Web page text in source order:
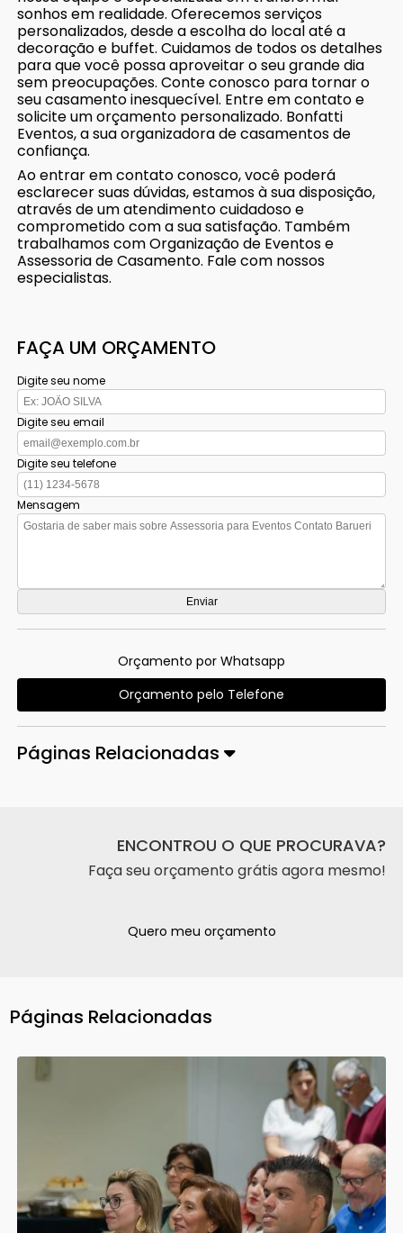
sonhos em realidade. Oferecemos serviços
personalizados, desde a escolha do local até a
decoração e buffet. Cuidamos de todos os detalhes
para que você possa aproveitar o seu grande dia
sem preocupações. Conte conosco para tornar o
seu casamento inesquecível. Entre em contato e
solicite um orçamento personalizado. Bonfatti
Eventos, a sua organizadora de casamentos de
confiança.
Ao entrar em contato conosco, você poderá
esclarecer suas dúvidas, estamos à sua disposição,
através de um atendimento cuidadoso e
comprometido com a sua satisfação. Também
trabalhamos com Organização de Eventos e
Assessoria de Casamento. Fale com nossos
especialistas.
FAÇA UM ORÇAMENTO
Digite seu nome
Digite seu email
Digite seu telefone
Mensagem
Orçamento por Whatsapp
Orçamento pelo Telefone
Páginas Relacionadas
ENCONTROU O QUE PROCURAVA?
Faça seu orçamento grátis agora mesmo!
Quero meu orçamento
Páginas Relacionadas